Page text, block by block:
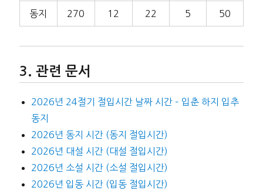
동지 270 12 22 5 50
관련 문서
2026년 24절기 절입시간 날짜 시간 – 입춘 하지 입추
동지
2026년 동지 시간 (동지 절입시간)
2026년 대설 시간 (대설 절입시간)
2026년 소설 시간 (소설 절입시간)
2026년 입동 시간 (입동 절입시간)